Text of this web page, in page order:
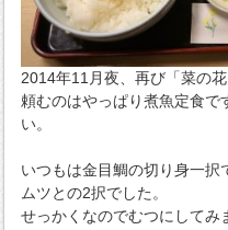
2014年11月夜、再び「菜の
頼むのはやっぱり煮魚定食で
い。
いつもは金目鯛の切り身一
ムツとの2択でした。
せっかくなのでむつにしてみ